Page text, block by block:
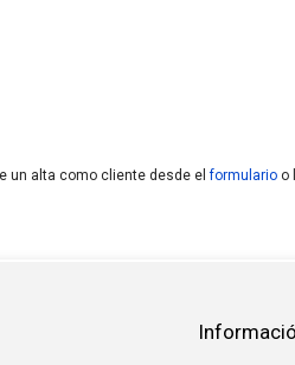
un alta como cliente desde elformularioo